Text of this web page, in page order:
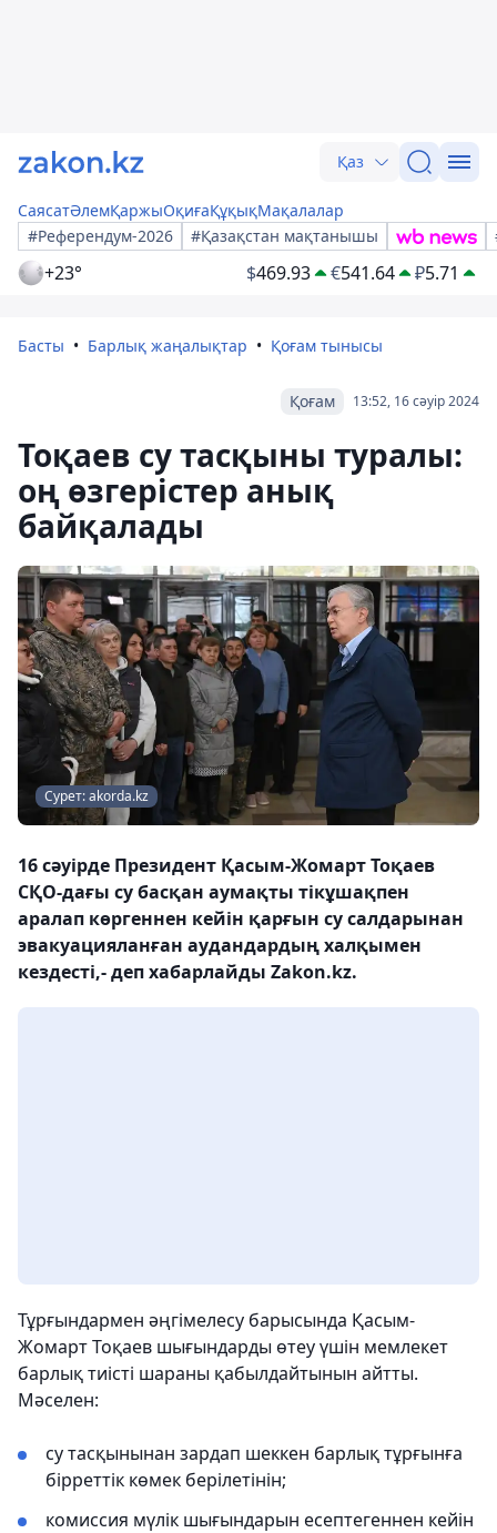
Қаз
СаясатӘлемҚаржыОқиғаҚұқықМақалалар
#Референдум-2026
#Қазақстан мақтанышы
+23° $469.93 €541.64 ₽5.71
Басты Барлық жаңалықтар Қоғам тынысы
13:52, 16 сәуір 2024
Қоғам
Тоқаев су тасқыны туралы:
оң өзгерістер анық
байқалады
Сурет: akorda.kz
16 сәуірде Президент Қасым-Жомарт Тоқаев
СҚО-дағы су басқан аумақты тікұшақпен
аралап көргеннен кейін қарғын су салдарынан
эвакуацияланған аудандардың халқымен
кездесті,- деп хабарлайды Zakon.kz.
Тұрғындармен әңгімелесу барысында Қасым-
Жомарт Тоқаев шығындарды өтеу үшін мемлекет
барлық тиісті шараны қабылдайтынын айтты.
Мәселен:
су тасқынынан зардап шеккен барлық тұрғынға
бірреттік көмек берілетінін;
комиссия мүлік шығындарын есептегеннен кейін